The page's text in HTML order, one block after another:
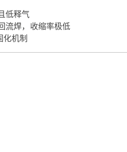
低释气
流焊，收缩率极低
化机制